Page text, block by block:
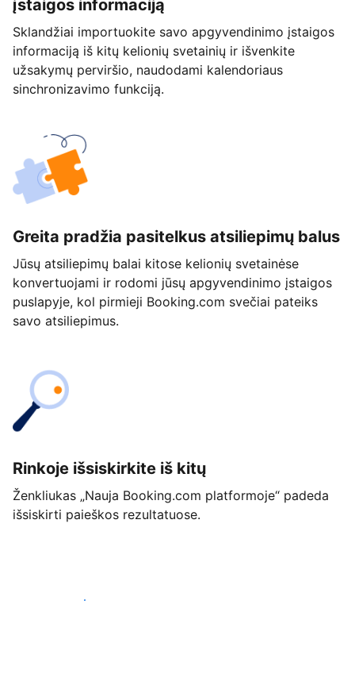
įstaigos informaciją
Sklandžiai importuokite savo apgyvendinimo įstaigos
informaciją iš kitų kelionių svetainių ir išvenkite
užsakymų perviršio, naudodami kalendoriaus
sinchronizavimo funkciją.
Greita pradžia pasitelkus atsiliepimų balus
Jūsų atsiliepimų balai kitose kelionių svetainėse
konvertuojami ir rodomi jūsų apgyvendinimo įstaigos
puslapyje, kol pirmieji Booking.com svečiai pateiks
savo atsiliepimus.
Rinkoje išsiskirkite iš kitų
Ženkliukas „Nauja Booking.com platformoje“ padeda
išsiskirti paieškos rezultatuose.
Pradėti jau šiandien